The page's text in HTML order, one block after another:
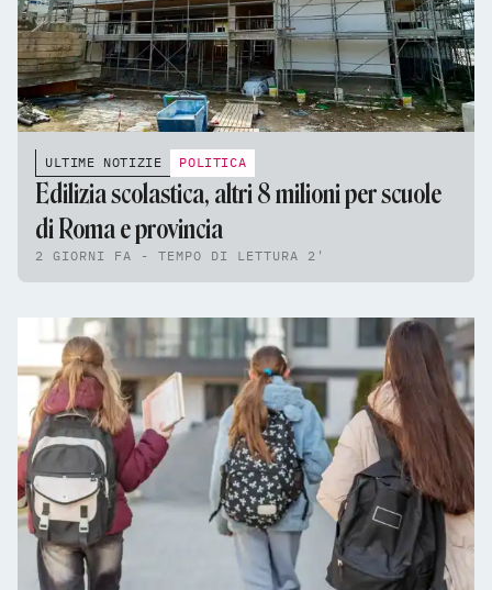
ULTIME NOTIZIE POLITICA
Edilizia scolastica, altri 8 milioni per scuole
di Roma e provincia
2 GIORNI FA - TEMPO DI LETTURA 2'